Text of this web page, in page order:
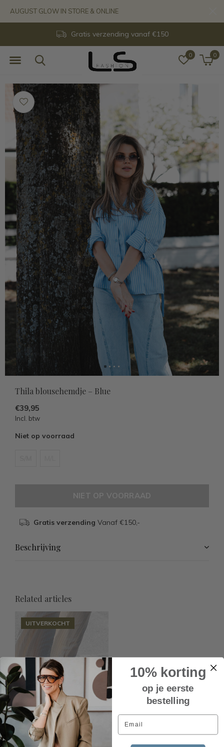
0 0
Gratis verzending vanaf €150
AUGUST GLOW IN STORE & ONLINE
Thila blousehemdje – Blue
€39,95
Incl. btw
Niet op voorraad
NIET OP VOORRAAD
Gratis verzending Vanaf €150,-
Beschrijving
Related articles
UITVERKOCHT
10% korting
op je eerste
bestelling
Email